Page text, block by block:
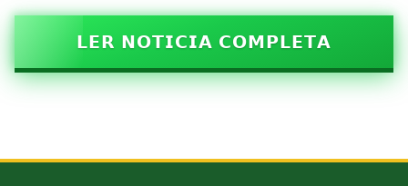
𝗟𝗘𝗥 𝗡𝗢𝗧𝗜𝗖𝗜𝗔 𝗖𝗢𝗠𝗣𝗟𝗘𝗧𝗔